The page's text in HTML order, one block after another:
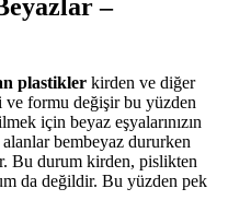
–
plastikler kirden ve diğer
ve formu değişir bu yüzden
için beyaz eşyalarınızın
bembeyaz dururken
Bu durum kirden, pislikten
da değildir. Bu yüzden pek